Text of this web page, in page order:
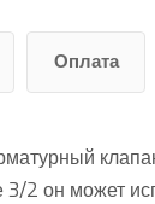
Оплата
2 он может